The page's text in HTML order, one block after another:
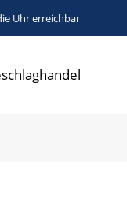
Uhr erreichbar